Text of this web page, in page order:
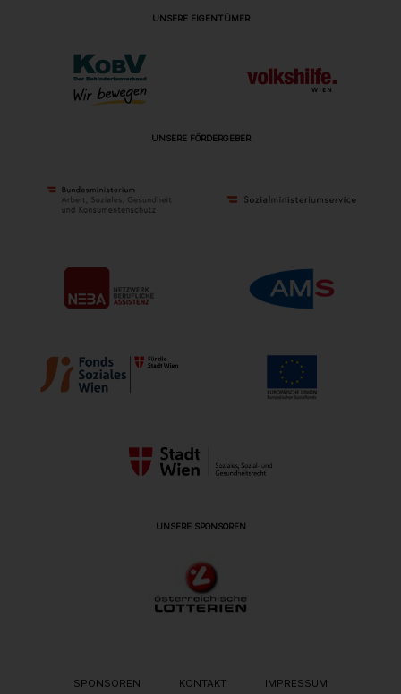
UNSERE EIGENTÜMER
UNSERE FÖRDERGEBER
UNSERE SPONSOREN
METANAVIGATION
SPONSOREN KONTAKT IMPRESSUM